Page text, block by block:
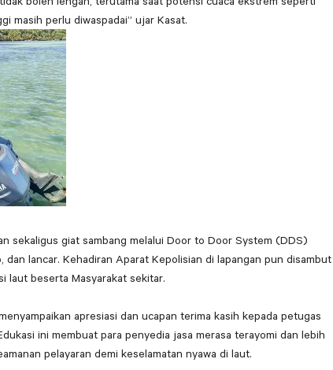
masih perlu diwaspadai” ujar Kasat.
sekaligus giat sambang melalui Door to Door System (DDS)
lancar. Kehadiran Aparat Kepolisian di lapangan pun disambut
laut beserta Masyarakat sekitar.
apresiasi dan ucapan terima kasih kepada petugas
ini membuat para penyedia jasa merasa terayomi dan lebih
pelayaran demi keselamatan nyawa di laut.